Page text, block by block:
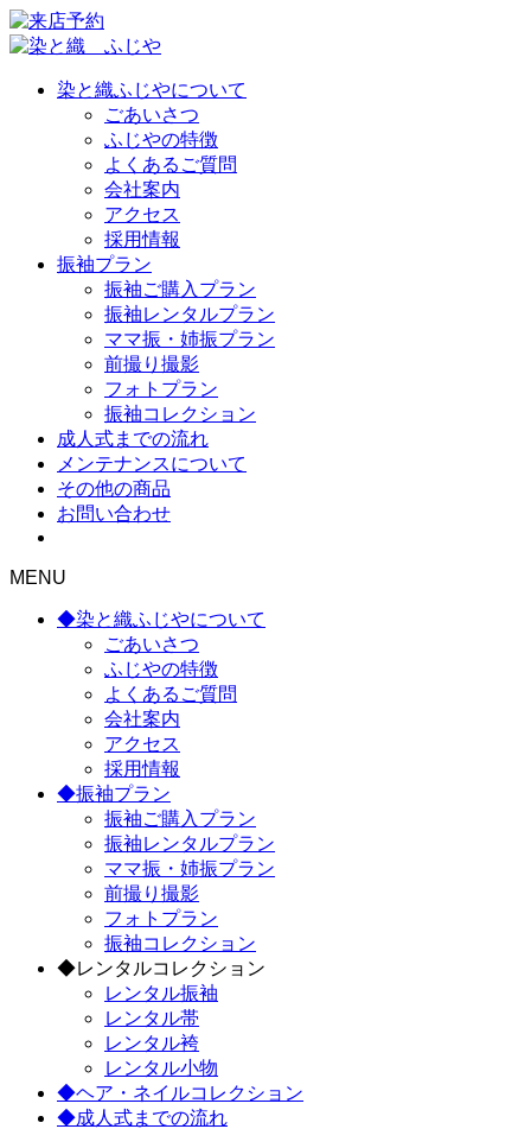
染と織ふじやについて
ごあいさつ
ふじやの特徴
よくあるご質問
会社案内
アクセス
採用情報
振袖プラン
振袖ご購入プラン
振袖レンタルプラン
ママ振・姉振プラン
前撮り撮影
フォトプラン
振袖コレクション
成人式までの流れ
メンテナンスについて
その他の商品
お問い合わせ
MENU
◆染と織ふじやについて
ごあいさつ
ふじやの特徴
よくあるご質問
会社案内
アクセス
採用情報
◆振袖プラン
振袖ご購入プラン
振袖レンタルプラン
ママ振・姉振プラン
前撮り撮影
フォトプラン
振袖コレクション
◆レンタルコレクション
レンタル振袖
レンタル帯
レンタル袴
レンタル小物
◆ヘア・ネイルコレクション
◆成人式までの流れ